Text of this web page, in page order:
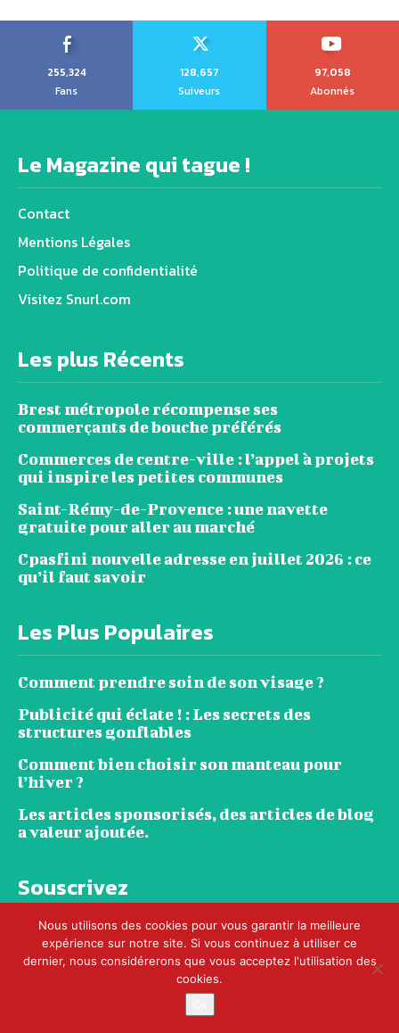
255,324
Fans
128,657
Suiveurs
97,058
Abonnés
Le Magazine qui tague !
Contact
Mentions Légales
Politique de confidentialité
Visitez Snurl.com
Les plus Récents
Brest métropole récompense ses
commerçants de bouche préférés
Commerces de centre-ville : l’appel à projets
qui inspire les petites communes
Saint-Rémy-de-Provence : une navette
gratuite pour aller au marché
Cpasfini nouvelle adresse en juillet 2026 : ce
qu’il faut savoir
Les Plus Populaires
Comment prendre soin de son visage ?
Publicité qui éclate ! : Les secrets des
structures gonflables
Comment bien choisir son manteau pour
l’hiver ?
Les articles sponsorisés, des articles de blog
a valeur ajoutée.
Souscrivez
© TAGBOX - Tous droits réservés. Le
Nous utilisons des cookies pour vous garantir la meilleure
expérience sur notre site. Si vous continuez à utiliser ce
dernier, nous considérerons que vous acceptez l'utilisation des
cookies.